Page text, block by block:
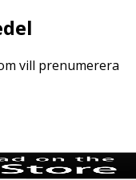
vill prenumerera